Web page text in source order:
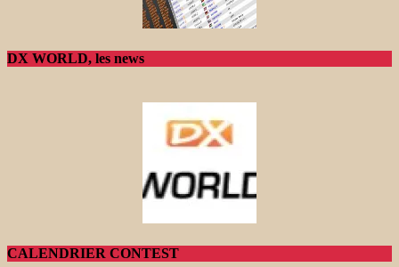
DX WORLD, les news
CALENDRIER CONTEST